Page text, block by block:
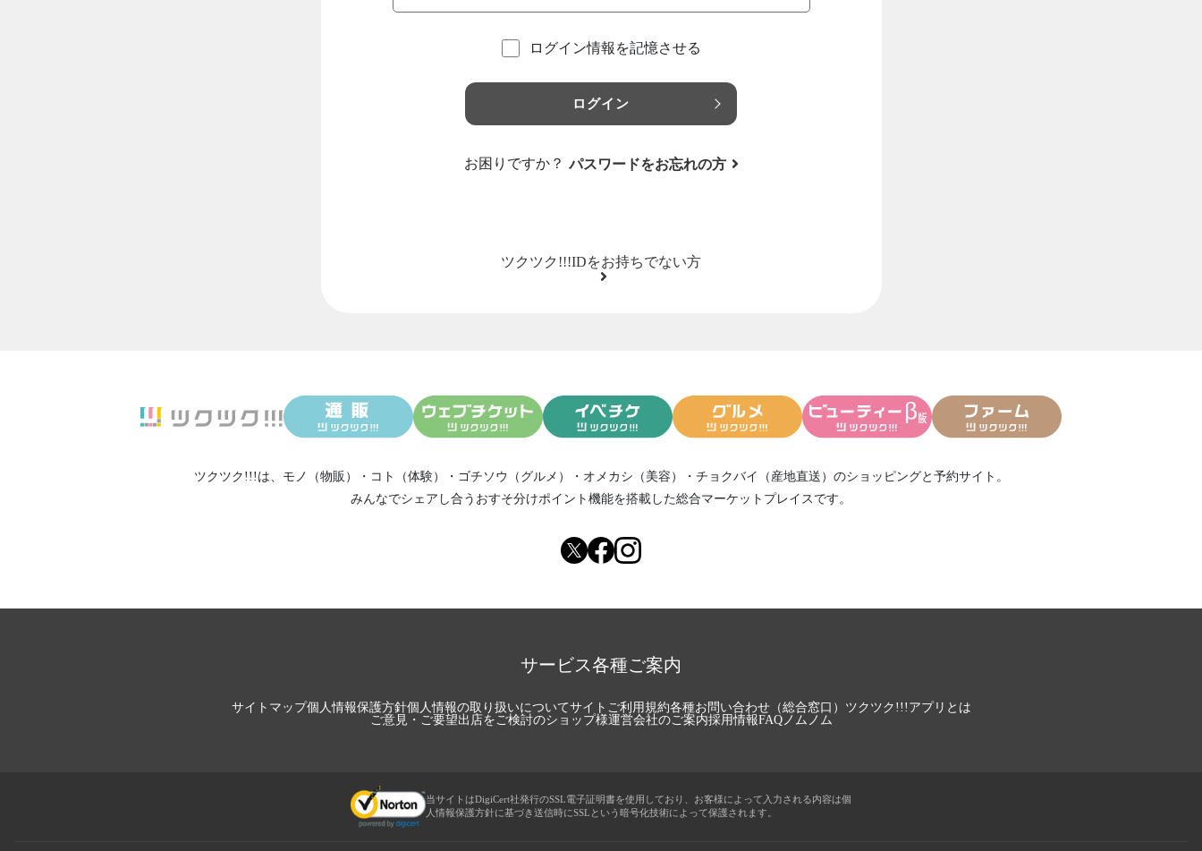
ログイン情報を記憶させる
ログイン
お困りですか？ パスワードをお忘れの方
ツクツク!!!IDをお持ちでない方
ツクツク!!!は、 モノ（物販） ・ コト（体験） ・ ゴチソウ（グルメ） ・ オメカシ（美容） ・ チョクバイ（産地直送） のショッピングと予約サイト。
みんなでシェアし合う おすそ分けポイント機能を搭載した総合マーケットプレイスです。
サービス各種ご案内
サイトマップ個人情報保護方針個人情報の取り扱いについてサイトご利用規約各種お問い合わせ（総合窓口） ツクツク!!!アプリとは
ご意見・ご要望出店をご検討のショップ様運営会社のご案内採用情報FAQノムノム
当サイトはDigiCert社発行のSSL電子証明書を使用しており、お客様によって入力される内容は個
人情報保護方針に基づき送信時にSSLという暗号化技術によって保護されます。